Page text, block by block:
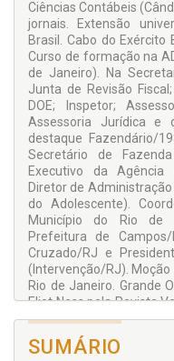
ciência jurídica –
apreensão fiscal de
incentivos fiscais e
programação do Fisco;
excelência da relação
de Ética
filosófica-social-
contexto ético da
seculares (Aristóteles,
Vieira, Jürgen
São Tomaz de
verídicas historinhas
governantes,
executivos,
promotores de justiça
despesas e
censor de fiscal; julgador
Visualizou-se na
aceitação de papéis a
instituição de leis
contributiva do
Ciências Contábeis
jornais. Extensão
Brasil. Cabo do Exército
Curso de formação na
de Janeiro). Na
Junta de Revisão
DOE; Inspetor;
Assessoria Jurídica e
destaque Fazendário/
Secretário de
Executivo da Agência
Diretor de
do Adolescente).
Município do Rio de
Prefeitura de
Cruzado/RJ e
(Intervenção/RJ). Moção
Rio de Janeiro. Grande
Eliot Ness pela Revista
O GLOBO, em editorial
de Orientação Fiscal
Fiscal, não algoz.
SUMÁRIO